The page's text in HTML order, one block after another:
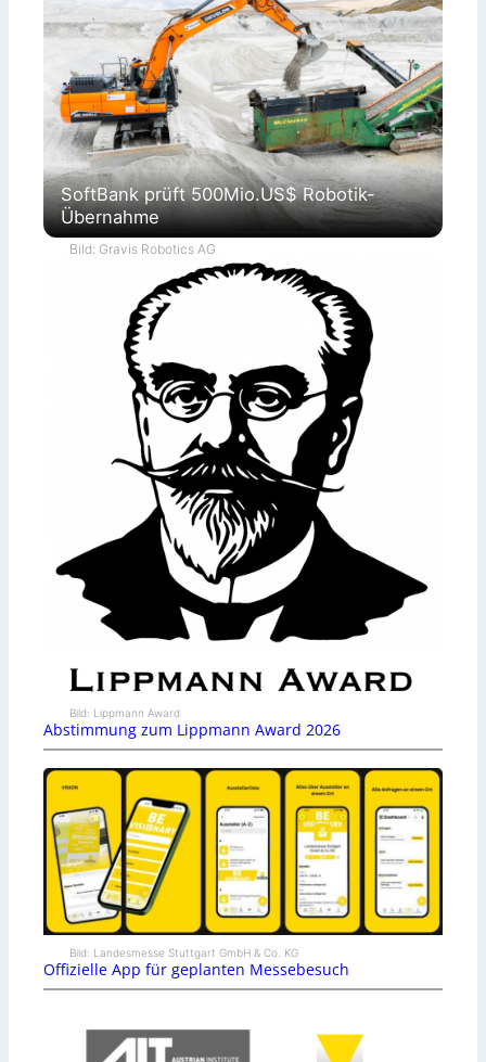
SoftBank prüft 500Mio.US$ Robotik-
Übernahme
Bild: Gravis Robotics AG
Bild: Lippmann Award
Abstimmung zum Lippmann Award 2026
Bild: Landesmesse Stuttgart GmbH & Co. KG
Offizielle App für geplanten Messebesuch